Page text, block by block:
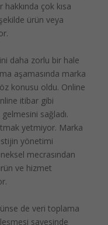
çok kısa
ürün veya
daha zorlu bir hale
aşamasında marka
konusu oldu. Online
itibar gibi
sağladı.
yetmiyor. Marka
yönetimi
mecrasından
ve hizmet
de veri toplama
sayesinde